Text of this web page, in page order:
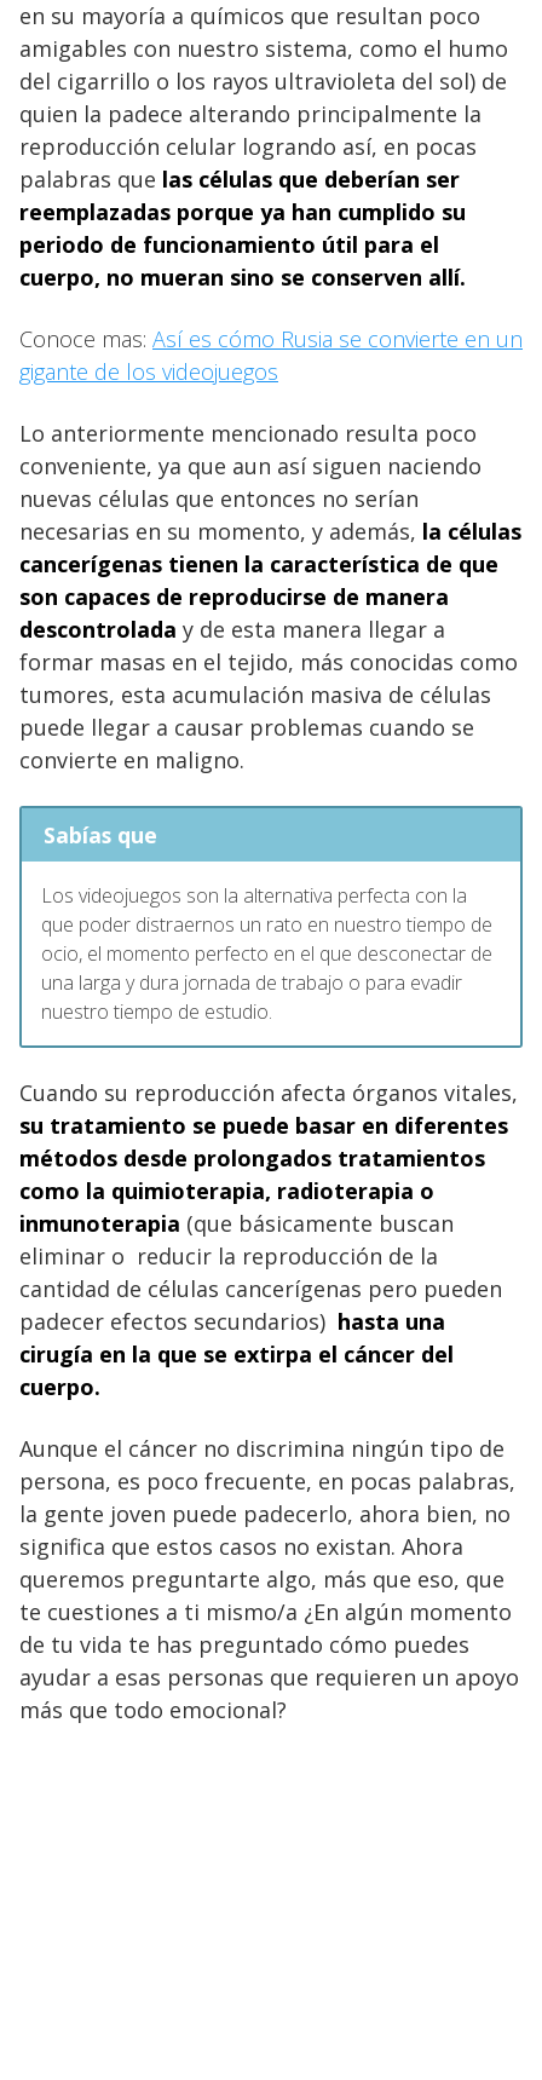
en su mayoría a químicos que resultan poco
amigables con nuestro sistema, como el humo
del cigarrillo o los rayos ultravioleta del sol) de
quien la padece alterando principalmente la
reproducción celular logrando así, en pocas
palabras que las células que deberían ser
reemplazadas porque ya han cumplido su
periodo de funcionamiento útil para el
cuerpo, no mueran sino se conserven allí.
Conoce mas: Así es cómo Rusia se convierte en un
gigante de los videojuegos
Lo anteriormente mencionado resulta poco
conveniente, ya que aun así siguen naciendo
nuevas células que entonces no serían
necesarias en su momento, y además, la células
cancerígenas tienen la característica de que
son capaces de reproducirse de manera
descontrolada y de esta manera llegar a
formar masas en el tejido, más conocidas como
tumores, esta acumulación masiva de células
puede llegar a causar problemas cuando se
convierte en maligno.
Sabías que
Los videojuegos son la alternativa perfecta con la
que poder distraernos un rato en nuestro tiempo de
ocio, el momento perfecto en el que desconectar de
una larga y dura jornada de trabajo o para evadir
nuestro tiempo de estudio.
Cuando su reproducción afecta órganos vitales,
su tratamiento se puede basar en diferentes
métodos desde prolongados tratamientos
como la quimioterapia, radioterapia o
inmunoterapia (que básicamente buscan
eliminar o reducir la reproducción de la
cantidad de células cancerígenas pero pueden
padecer efectos secundarios) hasta una
cirugía en la que se extirpa el cáncer del
cuerpo.
Aunque el cáncer no discrimina ningún tipo de
persona, es poco frecuente, en pocas palabras,
la gente joven puede padecerlo, ahora bien, no
significa que estos casos no existan. Ahora
queremos preguntarte algo, más que eso, que
te cuestiones a ti mismo/a ¿En algún momento
de tu vida te has preguntado cómo puedes
ayudar a esas personas que requieren un apoyo
más que todo emocional?